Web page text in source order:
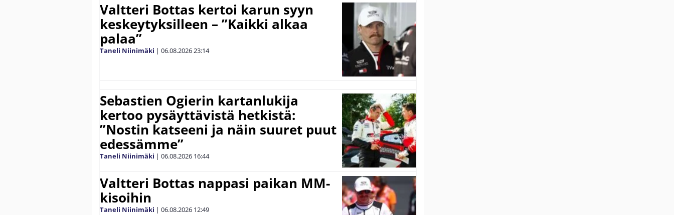
Valtteri Bottas kertoi karun syyn
keskeytyksilleen – ”Kaikki alkaa
palaa”
Taneli Niinimäki | 06.08.202623:14
Sebastien Ogierin kartanlukija
kertoo pysäyttävistä hetkistä:
”Nostin katseeni ja näin suuret puut
edessämme”
Taneli Niinimäki | 06.08.2026 16:44
Valtteri Bottas nappasi paikan MM-
kisoihin
Taneli Niinimäki | 06.08.2026 12:49